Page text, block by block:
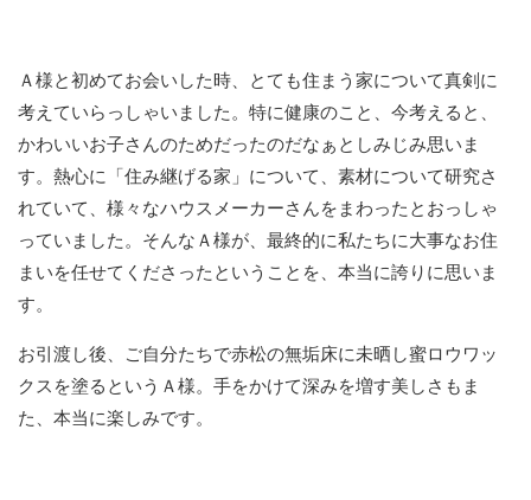
Ａ様と初めてお会いした時、とても住まう家について真剣に
考えていらっしゃいました。特に健康のこと、今考えると、
かわいいお子さんのためだったのだなぁとしみじみ思いま
す。熱心に「住み継げる家」について、素材について研究さ
れていて、様々なハウスメーカーさんをまわったとおっしゃ
っていました。そんなＡ様が、最終的に私たちに大事なお住
まいを任せてくださったということを、本当に誇りに思いま
す。
お引渡し後、ご自分たちで赤松の無垢床に未晒し蜜ロウワッ
クスを塗るというＡ様。手をかけて深みを増す美しさもま
た、本当に楽しみです。